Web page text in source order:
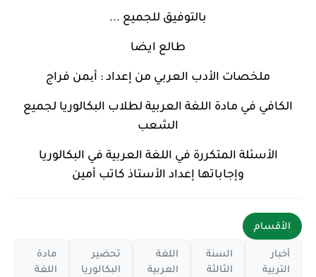
بالتوفيق للجميع ...
طالع ايضا
ملخصات الأدب العربي من إعداد : أیمن فراج
الكافي في مادة اللغة العربية لطلاب البكالوريا لجميع
الشعب
الأسئلة المتكررة في اللغة العربية في البكالوريا
وإجاباتها إعداد الأستاذ كاتب أمين
الأقسام
أخبار
التربية
السنة
الثالثة
اللغة
العربية
تحضير
البكالوريا
مادة
اللغة